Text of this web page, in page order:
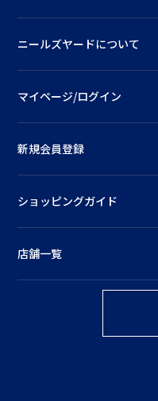
ニールズヤードについて
マイページ/ログイン
新規会員登録
ショッピングガイド
店舗一覧